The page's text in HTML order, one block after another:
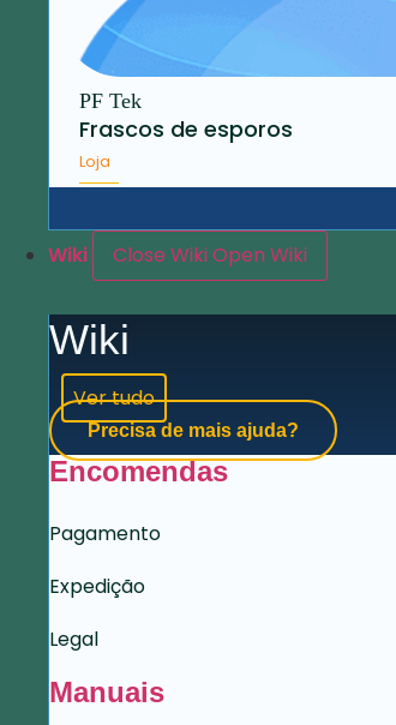
PF Tek
Frascos de esporos
Loja
Wiki Close WikiOpen Wiki
Wiki
Ver tudo
Precisa de mais ajuda?
Encomendas
Pagamento
Expedição
Legal
Manuais